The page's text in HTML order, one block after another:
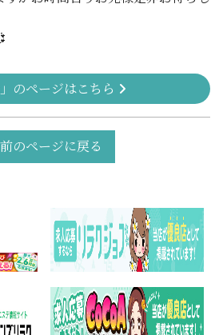
」のページはこちら
前のページに戻る